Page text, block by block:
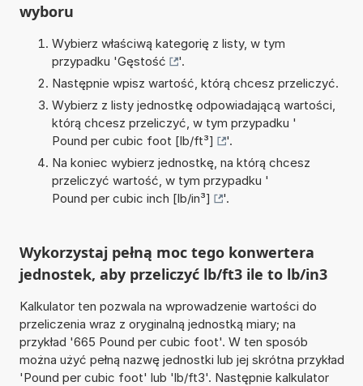
wyboru
Wybierz właściwą kategorię z listy, w tym
przypadku 'Gęstość
'.
Następnie wpisz wartość, którą chcesz przeliczyć.
Wybierz z listy jednostkę odpowiadającą wartości,
którą chcesz przeliczyć, w tym przypadku '
Pound per cubic foot [lb/ft³]
'.
Na koniec wybierz jednostkę, na którą chcesz
przeliczyć wartość, w tym przypadku '
Pound per cubic inch [lb/in³]
'.
Wykorzystaj pełną moc tego konwertera
jednostek, aby przeliczyć lb/ft3 ile to lb/in3
Kalkulator ten pozwala na wprowadzenie wartości do
przeliczenia wraz z oryginalną jednostką miary; na
przykład '665 Pound per cubic foot'. W ten sposób
można użyć pełną nazwę jednostki lub jej skrótna przykład
'Pound per cubic foot' lub 'lb/ft3'. Następnie kalkulator